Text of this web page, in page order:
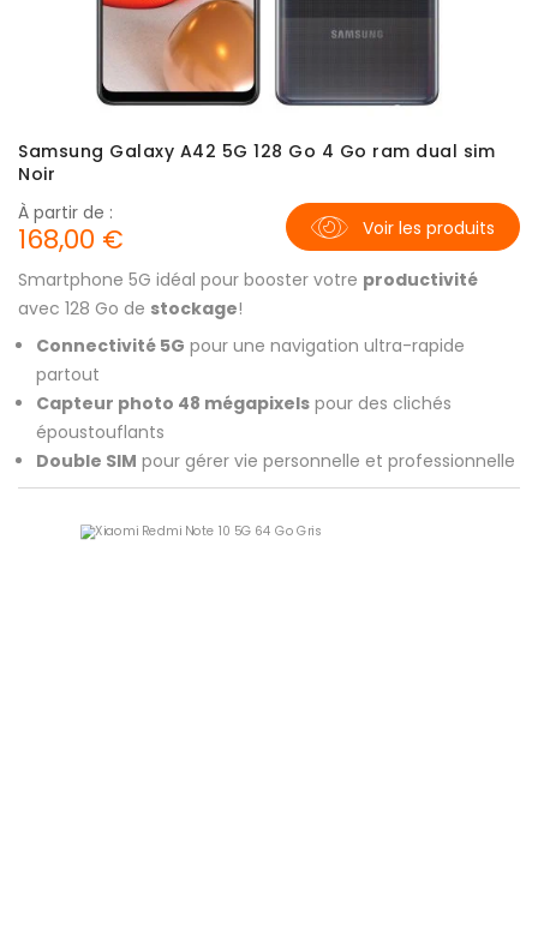
Samsung Galaxy A42 5G 128 Go 4 Go ram dual sim
Noir
Smartphone 5G idéal pour booster votre productivité
avec 128 Go de stockage!
À partir de :
168,00 € Voir les produits
Connectivité 5G pour une navigation ultra-rapide
partout
Capteur photo 48 mégapixels pour des clichés
époustouflants
Double SIM pour gérer vie personnelle et professionnelle